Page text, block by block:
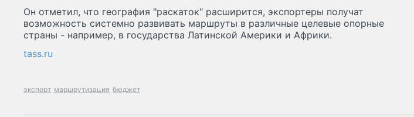
Он отметил, что география "раскаток" расширится, экспортеры получат
возможность системно развивать маршруты в различные целевые опорные
страны - например, в государства Латинской Америки и Африки.
tass.ru
экспорт маршрутизация бюджет